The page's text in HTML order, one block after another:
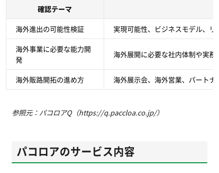
確認テーマ
海外進出の可能性検証 実現可能性、ビジネスモデル、
海外事業に必要な能力開
発
海外展開に必要な社内体制や実務
海外販路開拓の進め方 海外展示会、海外営業、パート
参照元：パコロアQ（https://q.paccloa.co.jp/）
パコロアのサービス内容